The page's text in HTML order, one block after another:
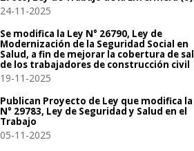
24-11-2025
Se modifica la Ley N° 26790, Ley de
Modernización de la Seguridad Social en
Salud, a fin de mejorar la cobertura de
de los trabajadores de construcción civil
19-11-2025
Publican Proyecto de Ley que modifica la
N° 29783, Ley de Seguridad y Salud en el
Trabajo
05-11-2025